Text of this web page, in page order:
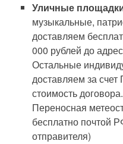
Уличные
музыкальные,
доставляем
000 рублей до
Остальные
доставляем за
стоимость договора.
Переносная
бесплатно почтой
отправителя)